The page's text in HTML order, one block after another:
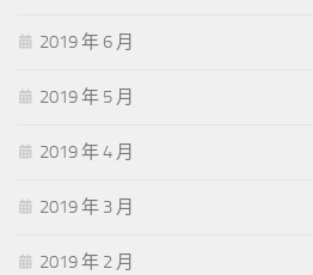
2019 年 6 月
2019 年 5 月
2019 年 4 月
2019 年 3 月
2019 年 2 月